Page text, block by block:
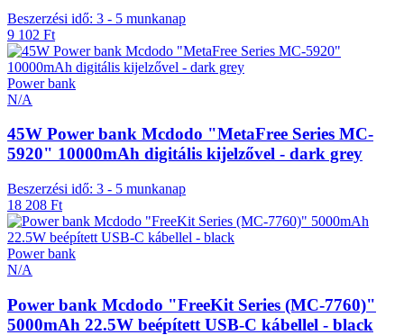
Beszerzési idő: 3 - 5 munkanap
9 102 Ft
Power bank
N/A
45W Power bank Mcdodo "MetaFree Series MC-
5920" 10000mAh digitális kijelzővel - dark grey
Beszerzési idő: 3 - 5 munkanap
18 208 Ft
Power bank
N/A
Power bank Mcdodo "FreeKit Series (MC-7760)"
5000mAh 22.5W beépített USB-C kábellel - black